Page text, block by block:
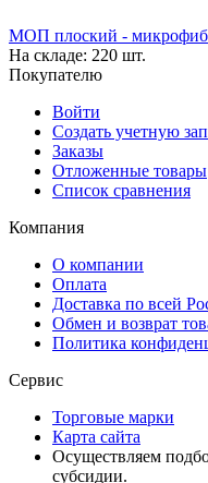
МОП плоский -
На складе: 220 шт.
Покупателю
Войти
Создать учетную
Заказы
Отложенные товары
Список сравнения
Компания
О компании
Оплата
Доставка по всей
Обмен и возврат
Политика
Сервис
Торговые марки
Карта сайта
Осуществляем
субсидии.